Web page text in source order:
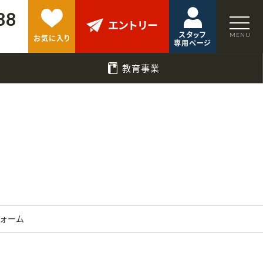
お気に入り
エントリー
スタッフ
専用ページ
教育事業
ーム